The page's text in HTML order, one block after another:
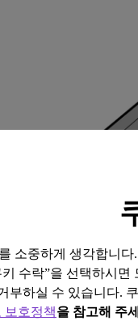
소중하게 생각합니
수락”을 선택하시
부하실 수 있습니다.
보호정책을 참고해 주